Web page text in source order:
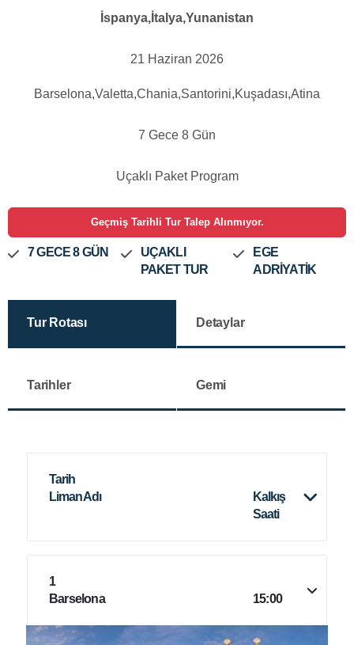
İspanya,İtalya,Yunanistan
21 Haziran 2026
Barselona,Valetta,Chania,Santorini,Kuşadası,Atina
7 Gece 8 Gün
Uçaklı Paket Program
Geçmiş Tarihli Tur Talep Alınmıyor.
7 GECE 8 GÜN
UÇAKLI
PAKET TUR
EGE
ADRİYATİK
Tur Rotası Detaylar
Tarihler Gemi
Tarih
Liman Adı
Kalkış
Saati
1
Barselona
15:00